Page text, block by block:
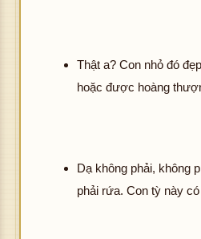
Thật a? Con nhỏ đó
hoặc được hoàng
Dạ không phải, không
phải rứa. Con tỳ này